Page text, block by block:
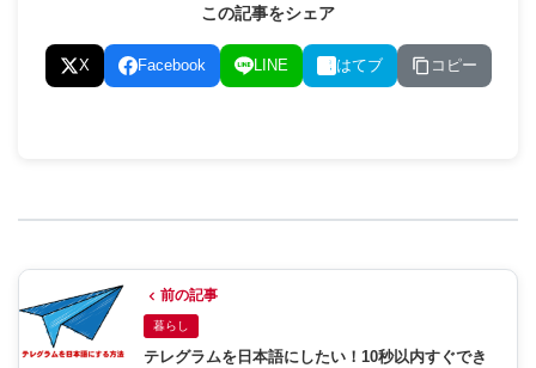
この記事をシェア
X Facebook LINE はてブ コピー
前の記事
暮らし
テレグラムを日本語にしたい！10秒以内すぐでき